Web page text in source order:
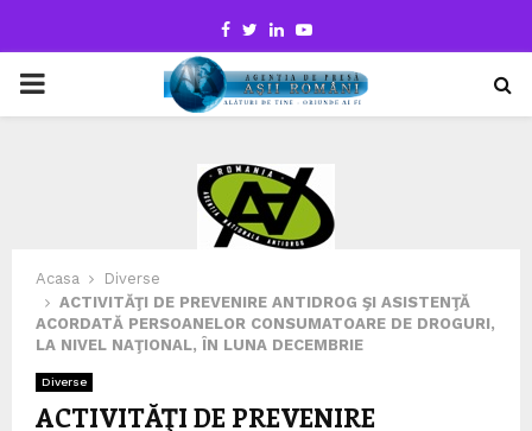
Facebook
TwitterLinkedinYoutube
PRIMARY
Acasa
Diverse
ACTIVITĂŢI DE PREVENIRE ANTIDROG ŞI ASISTENŢĂ
ACORDATĂ PERSOANELOR CONSUMATOARE DE DROGURI,
LA NIVEL NAŢIONAL, ÎN LUNA DECEMBRIE
Diverse
ACTIVITĂŢI DE PREVENIRE